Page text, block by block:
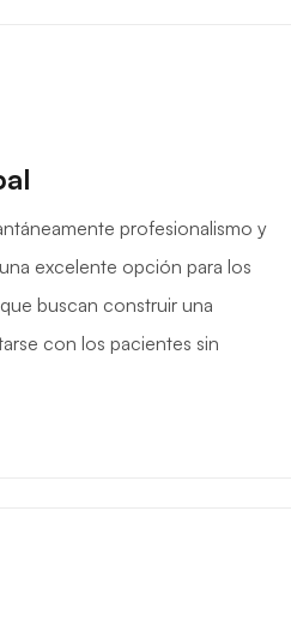
profesionalismo y
excelente opción para los
buscan construir una
con los pacientes sin